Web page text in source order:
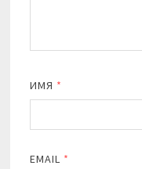
ИМЯ *
EMAIL *